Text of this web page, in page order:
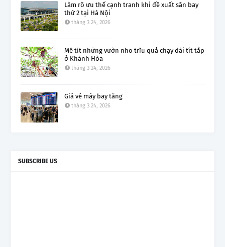
Làm rõ ưu thế cạnh tranh khi đề xuất sân bay
thứ 2 tại Hà Nội
tháng 3 24, 2026
Mê tít những vườn nho trĩu quả chạy dài tít tắp
ở Khánh Hòa
tháng 3 24, 2026
Giá vé máy bay tăng
tháng 3 24, 2026
SUBSCRIBE US